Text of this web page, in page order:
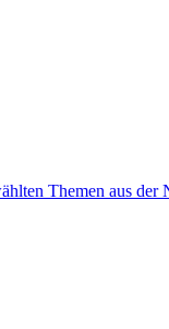
Themen aus der